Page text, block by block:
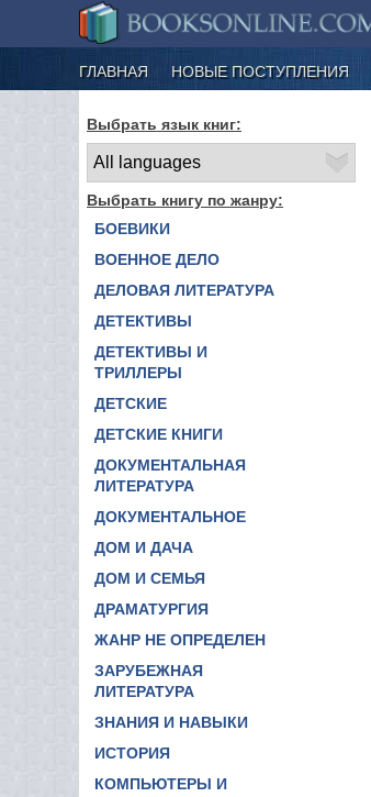
ГЛАВНАЯ НОВЫЕ ПОСТУПЛЕНИЯ
Выбрать язык книг:
Выбрать книгу по жанру:
БОЕВИКИ
ВОЕННОЕ ДЕЛО
ДЕЛОВАЯ ЛИТЕРАТУРА
ДЕТЕКТИВЫ
ДЕТЕКТИВЫ И
ТРИЛЛЕРЫ
ДЕТСКИЕ
ДЕТСКИЕ КНИГИ
ДОКУМЕНТАЛЬНАЯ
ЛИТЕРАТУРА
ДОКУМЕНТАЛЬНОЕ
ДОМ И ДАЧА
ДОМ И СЕМЬЯ
ДРАМАТУРГИЯ
ЖАНР НЕ ОПРЕДЕЛЕН
ЗАРУБЕЖНАЯ
ЛИТЕРАТУРА
ЗНАНИЯ И НАВЫКИ
ИСТОРИЯ
КОМПЬЮТЕРЫ И